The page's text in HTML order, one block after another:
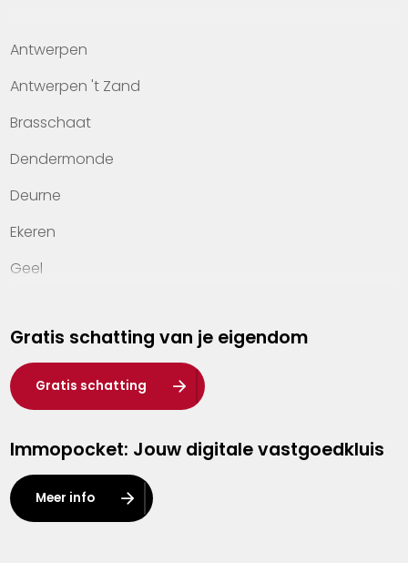
Kennis van wonen
Kantoren
Veelgestelde vragen
Werken bij Heylen Vastgoed
Contact
Antwerpen
Antwerpen 't Zand
Brasschaat
Dendermonde
Deurne
Ekeren
Geel
Hasselt
Heist-op-den-Berg
Herentals
Kalmthout
Leuven
Lier
Gratis schatting van je eigendom
Gratis schatting
Immopocket: Jouw digitale vastgoedkluis
Meer info